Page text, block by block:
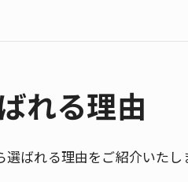
れる理由
ばれる理由をご紹介いたし